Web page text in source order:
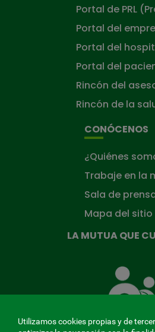
Portal de PRL
Portal del
Portal del
Portal del
Rincón del
Rincón de la
CONÓCENOS
¿Quiénes
Trabaje en la
Sala de
Mapa del sitio
LA MUTUA QUE
Mutua
que
ti
Utilizamos cookies propias y de